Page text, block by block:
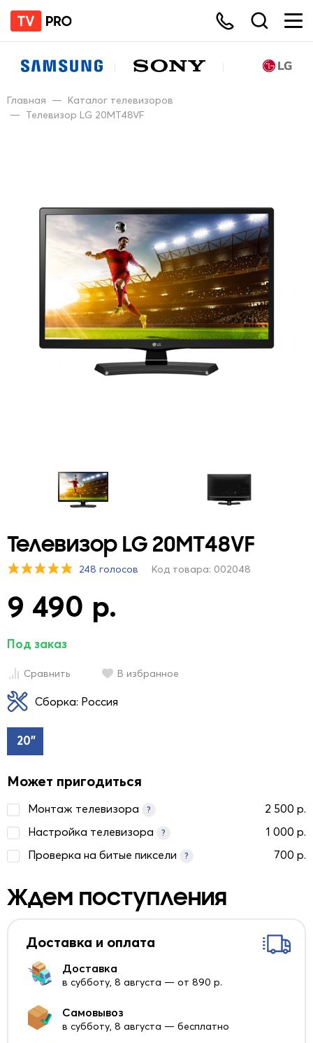
Главная — Каталог телевизоров
— Телевизор LG 20MT48VF
Телевизор LG 20MT48VF
248 голосов Код товара: 002048
9 490 р.
Под заказ
Сравнить В избранное
Сборка: Россия
20"
Может пригодиться
Монтаж телевизора ?
2 500 р.
Настройка телевизора
?
1 000 р.
Проверка на битые пиксели
? 700 р.
Ждем поступления
Доставка и оплата
Доставка
в субботу, 8 августа — от 890 р.
Самовывоз
в субботу, 8 августа — бесплатно